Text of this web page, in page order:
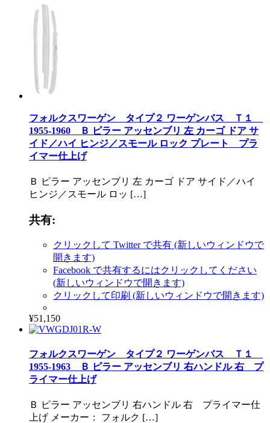
フォルクスワーゲン タイプ２ ワーゲンバス Ｔ１
1955-1960 Ｂ ピラー アッセンブリ 左 カーゴ ドア サ
イド／ハイ ヒンジ／スモール ロック プレート プラ
イマー仕上げ
Ｂ ピラー アッセンブリ 左 カーゴ ドア サイド／ハイ
ヒンジ／スモール ロッ […]
共有:
クリックして Twitter で共有 (新しいウィンドウで
開きます)
Facebook で共有するにはクリックしてください
(新しいウィンドウで開きます)
クリックして印刷 (新しいウィンドウで開きます)
¥51,150
フォルクスワーゲン タイプ２ ワーゲンバス Ｔ１
1955-1963 Ｂ ピラー アッセンブリ 右ハンドル 右 プ
ライマー仕上げ
Ｂ ピラー アッセンブリ 右ハンドル 右 プライマー仕
上げ メーカー： フォルク […]